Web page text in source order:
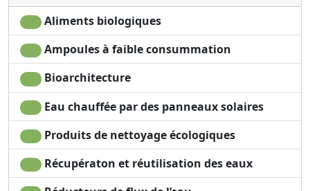
Aliments biologiques
Ampoules à faible consummation
Bioarchitecture
Eau chauffée par des panneaux solaires
Produits de nettoyage écologiques
Récupératon et réutilisation des eaux